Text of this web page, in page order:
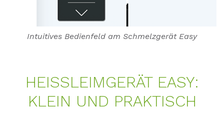
Intuitives Bedienfeld am Schmelzgerät Easy
HEISS­LEIM­GERÄT EASY:
KLEIN UND PRAK­TISCH